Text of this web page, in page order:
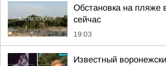
Обстановка на пляже
сейчас
19:03
Известный